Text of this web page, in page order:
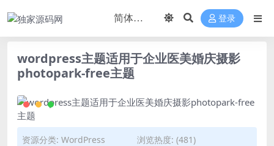
登录
wordpress主题适用于企业医美婚庆摄影
photopark-free主题
资源分类: WordPress
浏览热度: (481)